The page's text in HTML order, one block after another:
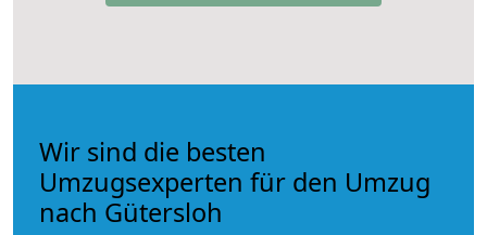
Wir sind die besten
Umzugsexperten für den Umzug
nach Gütersloh